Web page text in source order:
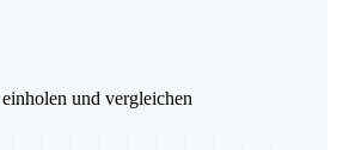
und vergleichen